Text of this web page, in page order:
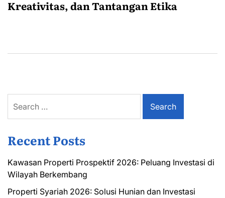
Kreativitas, dan Tantangan Etika
for:
Recent Posts
Kawasan Properti Prospektif 2026: Peluang Investasi di
Wilayah Berkembang
Properti Syariah 2026: Solusi Hunian dan Investasi